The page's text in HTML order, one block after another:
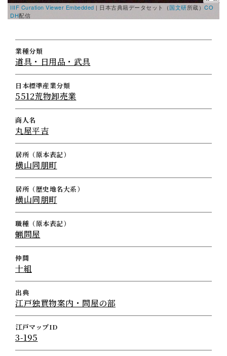
IIIF Curation Viewer Embedded | 日本古典籍データセット（国文研所蔵） CO
DH配信
業種分類
道具・日用品・武具
日本標準産業分類
5512荒物卸売業
商人名
丸屋平吉
居所（原本表記）
横山同朋町
居所（歴史地名大系）
横山同朋町
職種（原本表記）
蝋問屋
仲間
十組
出典
江戸独買物案内・問屋の部
江戸マップID
3-195